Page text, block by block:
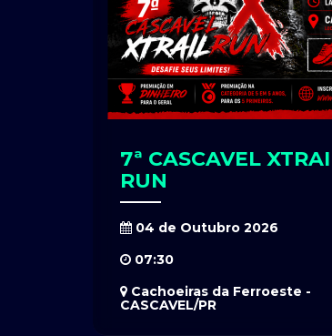
7ª CASCAVEL
RUN
04 de Outubro 2026
07:30
Cachoeiras da Ferroeste -
CASCAVEL/PR